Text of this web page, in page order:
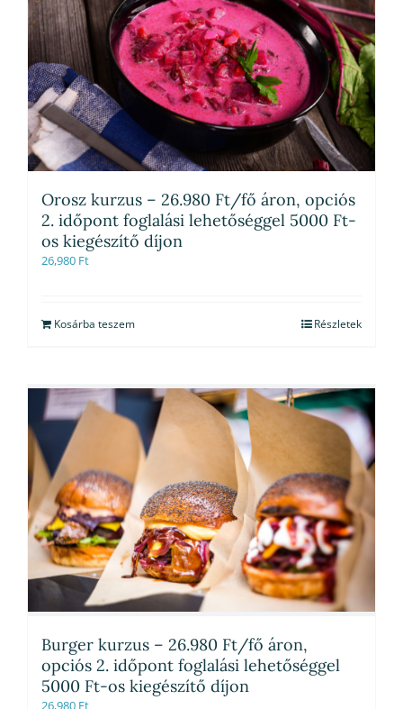
Orosz kurzus – 26.980 Ft/fő áron, opciós
2. időpont foglalási lehetőséggel 5000 Ft-
os kiegészítő díjon
26,980 Ft
Kosárba teszem Részletek
Burger kurzus – 26.980 Ft/fő áron,
opciós 2. időpont foglalási lehetőséggel
5000 Ft-os kiegészítő díjon
26,980 Ft